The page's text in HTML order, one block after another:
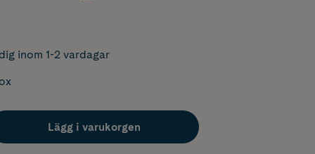
inom 1-2 vardagar
Lägg i varukorgen